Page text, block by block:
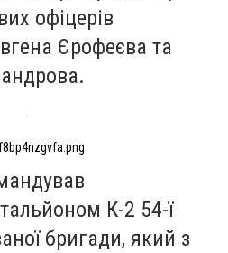
офіцерів
Єрофеєва та
К-2 54-ї
бригади, який з